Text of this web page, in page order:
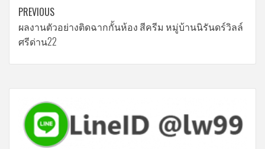
Continue
Reading
PREVIOUS
ผลงานตัวอย่างติดฉากกั้นห้อง สีครีม หมู่บ้านนิรันดร์วิลล์
ศรีด่าน22